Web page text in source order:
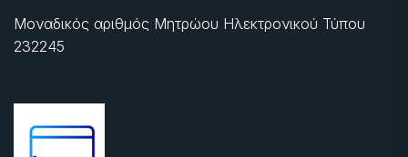
Μοναδικός αριθμός Μητρώου Ηλεκτρονικού Τύπου
232245